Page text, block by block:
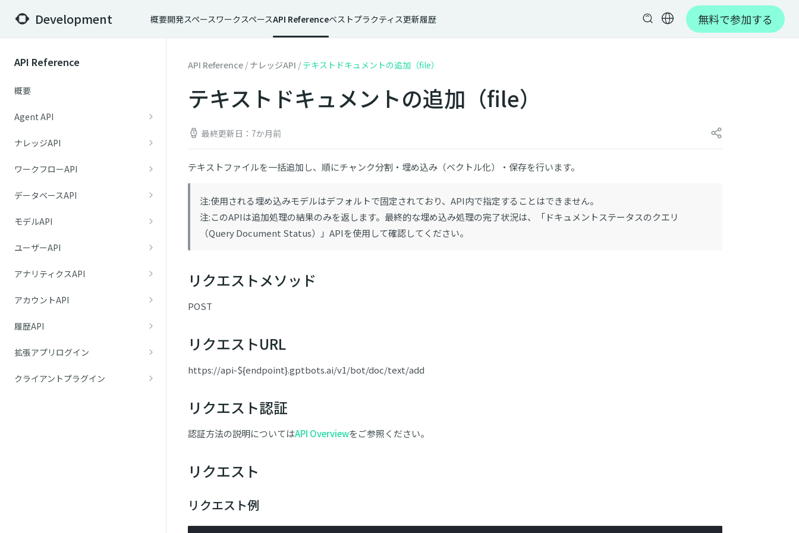
Development 概要開発スペース ワークスペースAPI Referenceベストプラクティス更新履歴 無料で参加する
API Reference
概要
Agent API
ナレッジAPI
ワークフローAPI
データベースAPI
モデルAPI
ユーザーAPI
アナリティクスAPI
アカウントAPI
履歴API
拡張アプリログイン
クライアントプラグイン
API Reference / ナレッジAPI / テキストドキュメントの追加（file）
テキストドキュメントの追加（file）
最終更新日：7か月前
テキストファイルを一括追加し、順にチャンク分割・埋め込み（ベクトル化）・保存を行います。
注:使用される埋め込みモデルはデフォルトで固定されており、API内で指定することはできません。
注:このAPIは追加処理の結果のみを返します。最終的な埋め込み処理の完了状況は、「ドキュメントステータスのクエリ
（Query Document Status）」APIを使用して確認してください。
リクエストメソッド
POST
リクエストURL
https://api-${endpoint}.gptbots.ai/v1/bot/doc/text/add
リクエスト認証
認証方法の説明についてはAPI Overviewをご参照ください。
リクエスト
リクエスト例